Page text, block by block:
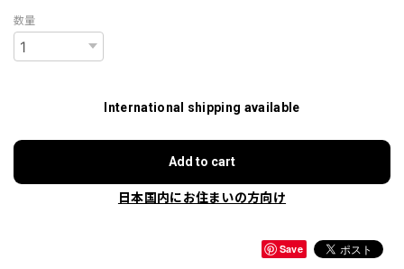
数量
International shipping available
Add to cart
日本国内にお住まいの方向け
Save